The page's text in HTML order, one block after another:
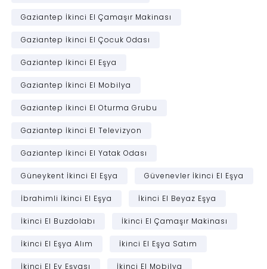
Gaziantep İkinci El Çamaşır Makinası
Gaziantep İkinci El Çocuk Odası
Gaziantep İkinci El Eşya
Gaziantep İkinci El Mobilya
Gaziantep İkinci El Oturma Grubu
Gaziantep İkinci El Televizyon
Gaziantep İkinci El Yatak Odası
Güneykent İkinci El Eşya Güvenevler İkinci El Eşya
İbrahimli İkinci El Eşya İkinci El Beyaz Eşya
İkinci El Buzdolabı İkinci El Çamaşır Makinası
İkinci El Eşya Alım İkinci El Eşya Satım
İkinci El Ev Eşyası İkinci El Mobilya